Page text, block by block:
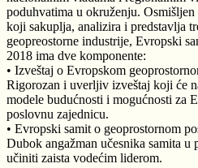
poduhvatima u okruženju.
koji sakuplja, analizira i predstavlja
geopreostorne industrije, Evropski
2018 ima dve komponente:
• Izveštaj o Evropskom
Rigorozan i uverljiv izveštaj koji će
modele budućnosti i mogućnosti za
poslovnu zajednicu.
• Evropski samit o geoprostornom
Dubok angažman učesnika samita u
učiniti zaista vodećim liderom.